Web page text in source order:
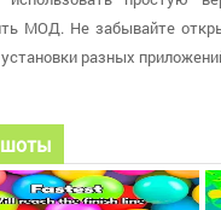
МОД. Не забывайте
разных